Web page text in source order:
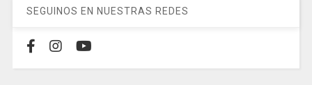
SEGUINOS EN NUESTRAS REDES